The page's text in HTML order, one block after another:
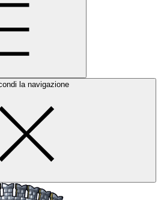
la navigazione